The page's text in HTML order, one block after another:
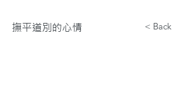
撫平道別的心情 < Back